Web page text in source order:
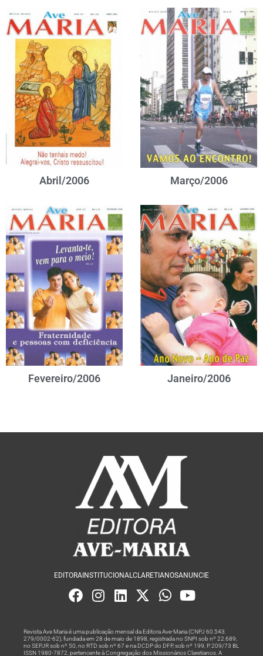
Abril/2006 Março/2006
Fevereiro/2006 Janeiro/2006
EDITORAINSTITUCIONAL CLARETIANOSANUNCIE
Revista Ave Maria é uma publicação mensal da Editora Ave-Maria (CNPJ 60.543.
279/0002-62), fundada em 28 de maio de 1898, registrada no SNPI sob nº 22.689,
no SEPJR sob nº 50, no RTD sob nº 67 e na DCDP do DFP, sob nº 199, P. 209/73 BL
ISSN 1980-7872, pertencente à Congregação dos Missionários Claretianos. A